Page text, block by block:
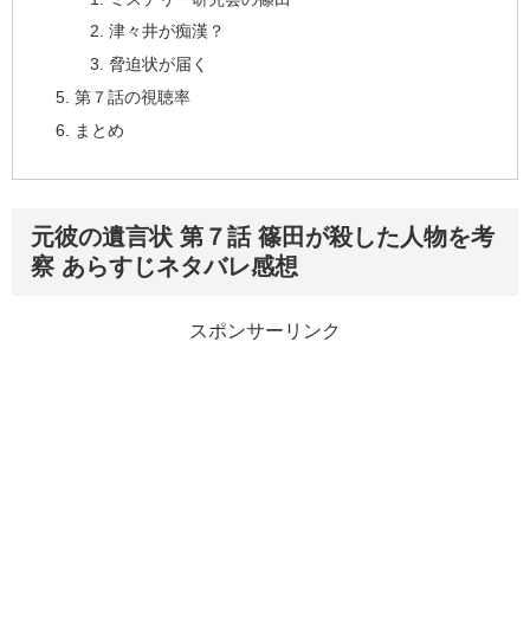
津々井が痴漢？
脅迫状が届く
第７話の視聴率
まとめ
元彼の遺言状 第７話 篠田が殺した人物を考
察 あらすじネタバレ感想
スポンサーリンク